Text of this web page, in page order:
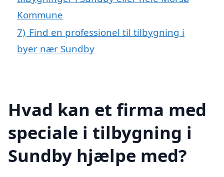
Kommune
7) Find en professionel til tilbygning i
byer nær Sundby
Hvad kan et firma med
speciale i tilbygning i
Sundby hjælpe med?